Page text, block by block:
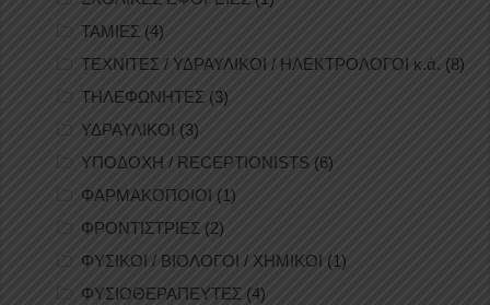
ΤΑΜΙΕΣ (4)
ΤΕΧΝΙΤΕΣ / ΥΔΡΑΥΛΙΚΟΙ / ΗΛΕΚΤΡΟΛΟΓΟΙ κ.ά. (8)
ΤΗΛΕΦΩΝΗΤΕΣ (3)
ΥΔΡΑΥΛΙΚΟΙ (3)
ΥΠΟΔΟΧΗ / RECEPTIONISTS (6)
ΦΑΡΜΑΚΟΠΟΙΟΙ (1)
ΦΡΟΝΤΙΣΤΡΙΕΣ (2)
ΦΥΣΙΚΟΙ / ΒΙΟΛΟΓΟΙ / ΧΗΜΙΚΟΙ (1)
ΦΥΣΙΟΘΕΡΑΠΕΥΤΕΣ (4)